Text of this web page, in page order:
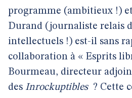
programme (ambitieux !)
Durand (journaliste relais
intellectuels !) est-il sans
collaboration à « Esprits
Bourmeau, directeur
des Inrockuptibles ? Cette